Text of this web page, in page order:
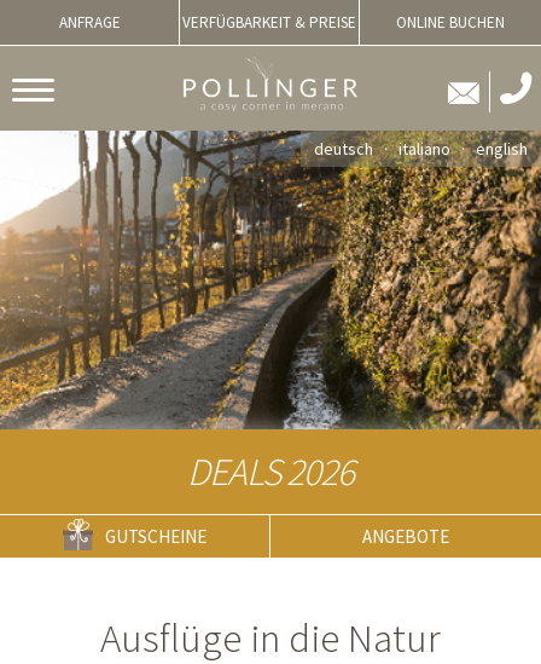
ANFRAGE VERFÜGBARKEIT & PREISE ONLINE BUCHEN
deutsch italiano english
DEALS 2026
GUTSCHEINE ANGEBOTE
Ausflüge in die Natur